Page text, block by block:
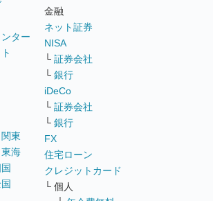
ター
関東
東海
金融
ネット証券
NISA
└ 証券会社
└ 銀行
iDeCo
└ 証券会社
└ 銀行
FX
住宅ローン
クレジットカード
└ 個人